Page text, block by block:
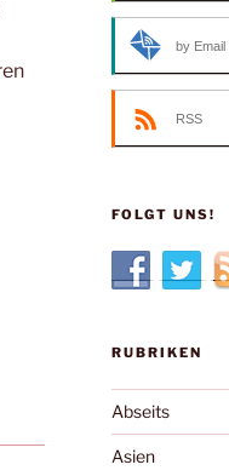
by Email
RSS
FOLGT UNS!
RUBRIKEN
Abseits
Asien